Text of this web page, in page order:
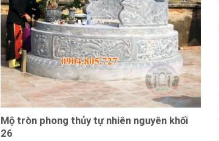
Mộ tròn phong thủy tự nhiên nguyên khối
26